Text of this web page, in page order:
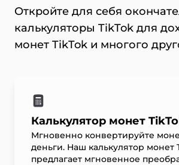
Откройте для себя
калькуляторы TikTok для
монет TikTok и многого
Калькулятор монет
Мгновенно конвертируйте
деньги. Наш калькулятор монет
предлагает мгновенное